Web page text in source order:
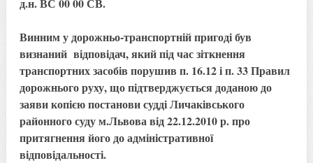
Винним у дорожньо-транспортній пригоді був
визнаний відповідач, який під час зіткнення
транспортних засобів порушив п. 16.12 і п. 33 Правил
дорожнього руху, що підтверджується доданою до
заяви копією постанови судді Личаківського
районного суду м.Львова від 22.12.2010 р. про
притягнення його до адміністративної
відповідальності.